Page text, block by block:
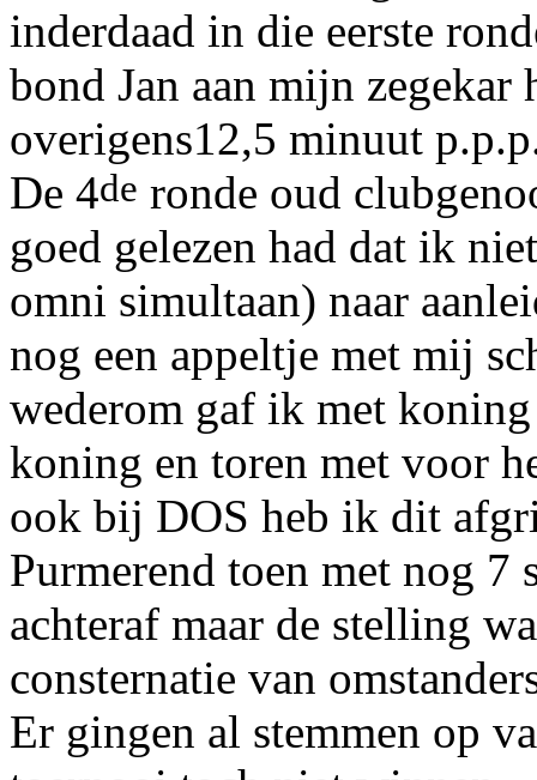
inderdaad in die eerste
bond Jan aan mijn zegekar
overigens12,5 minuut
De 4de ronde oud
goed gelezen had dat ik
omni simultaan) naar
nog een appeltje met mij
wederom gaf ik met
koning en toren met voor
ook bij DOS heb ik dit
Purmerend toen met nog 7
achteraf maar de stelling
consternatie van
Er gingen al stemmen op